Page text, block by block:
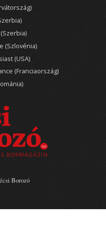
(Szlovénia)
(USA)
(Franciaország)
Borozó